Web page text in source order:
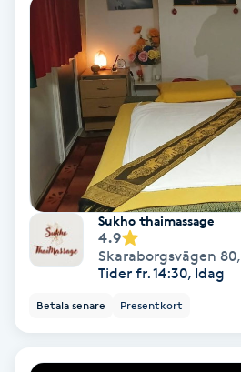
Fransförlängning Volym
Fransk manikyr
Fransrengöring
Frekvensterapi
Friskvård
Friskvårdsmassage
Frisör
Sukho thaimassage
4.9
Skaraborgsvägen 80,
Tider fr. 14:30, Idag
Betala senare Presentkort